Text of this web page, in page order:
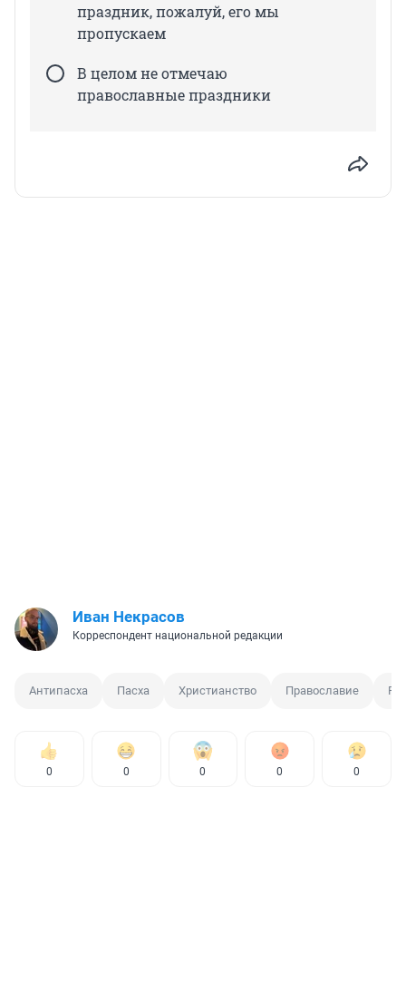
праздник, пожалуй, его мы
пропускаем
В целом не отмечаю
православные праздники
Иван Некрасов
Корреспондент национальной редакции
Антипасха Пасха Христианство Православие
0 0 0 0 0